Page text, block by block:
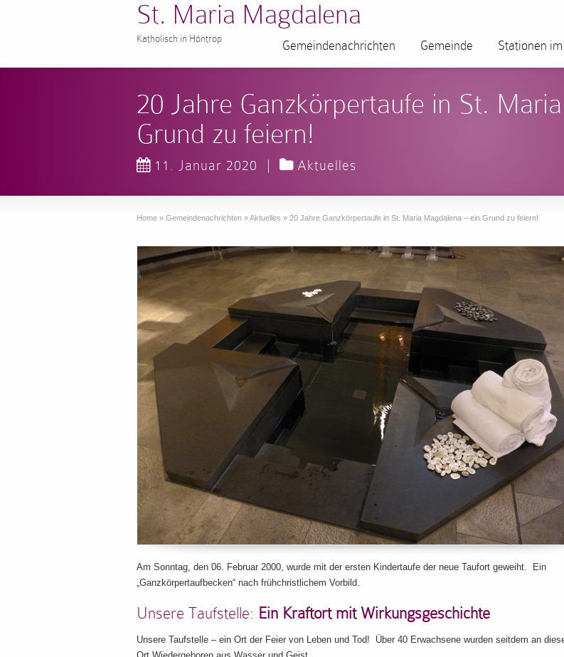
St. Maria Magdalena
Katholisch in Höntrop Gemeindenachrichten Gemeinde Stationen
20 Jahre Ganzkörpertaufe in St.
Grund zu feiern!
11. Januar 2020 | Aktuelles
Home » Gemeindenachrichten »Aktuelles » 20 Jahre Ganzkörpertaufe in St. Maria Magdalena – ein Grund zu feiern!
Am Sonntag, den 06. Februar 2000, wurde mit der ersten Kindertaufe der neue Taufort geweiht. Ein
„Ganzkörpertaufbecken“ nach frühchristlichem Vorbild.
Unsere Taufstelle: Ein Kraftort mit Wirkungsgeschichte
Unsere Taufstelle – ein Ort der Feier von Leben und Tod! Über 40 Erwachsene wurden seitdem an